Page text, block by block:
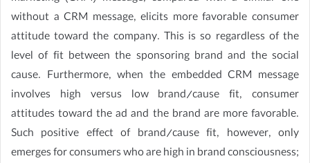
without a CRM message, elicits more favorable consumer
attitude toward the company. This is so regardless of the
level of fit between the sponsoring brand and the social
cause. Furthermore, when the embedded CRM message
involves high versus low brand/cause fit, consumer
attitudes toward the ad and the brand are more favorable.
Such positive effect of brand/cause fit, however, only
emerges for consumers who are high in brand consciousness;